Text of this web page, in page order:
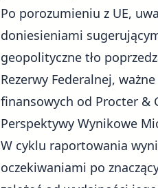
Po porozumieniu z UE,
doniesieniami
geopolityczne tło
Rezerwy Federalnej,
finansowych od Procter &
Perspektywy Wynikowe
W cyklu raportowania
oczekiwaniami po